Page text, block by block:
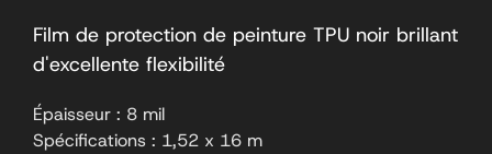
Film de protection de peinture TPU noir brillant
d'excellente flexibilité
Épaisseur : 8 mil
Spécifications : 1,52 x 16 m